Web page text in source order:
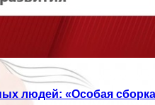
людей: «Особая